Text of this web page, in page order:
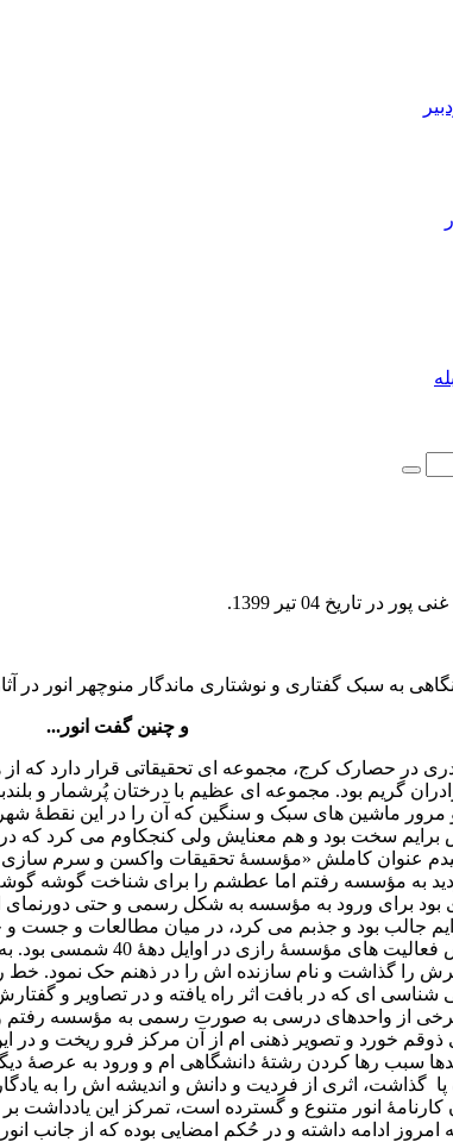
پور در تاریخ 04 تیر 1399 .
نگاهی به سبک گفتاری و نوشتاری ماندگار منوچهر انور در
گفت انور...
خانۀ پدری در حصارک کرج، مجموعه ای تحقیقاتی قرار
گریم بود. مجموعه ای عظیم با درختان پُرشمار و
مرور ماشین های سبک و سنگین که آن را در این نقطۀ
برایم سخت بود و هم معنایش ولی کنجکاوم می کرد که
عنوان کاملش «مؤسسۀ تحقیقات واکسن و سرم سازی
به مؤسسه رفتم اما عطشم را برای شناخت گوشه
بود برای ورود به مؤسسه به شکل رسمی و حتی
جالب بود و جذبم می کرد، در میان مطالعات و جست و
که دربارۀ معرفی و
را گذاشت و نام سازنده اش را در ذهنم حک نمود. خط
شناسی ای که در بافت اثر راه یافته و در تصاویر و
از واحدهای درسی به صورت رسمی به مؤسسه رفتم و
ذوقم خورد و تصویر ذهنی ام از آن مرکز فرو ریخت و در
سبب رها کردن رشتۀ دانشگاهی ام و ورود به عرصۀ
گذاشت، اثری از فردیت و دانش و اندیشه اش را به
کارنامۀ انور متنوع و گسترده است، تمرکز این
امروز ادامه داشته و در حُکم امضایی بوده که از جانب